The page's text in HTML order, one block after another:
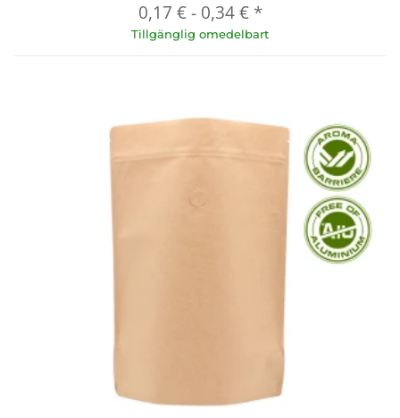
0,17 €- 0,34 € *
Tillgänglig omedelbart